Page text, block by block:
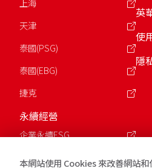
上海
天津
泰國(PSG)
泰國(EBG)
捷克
永續經營
企業永續ESG
公益慈善基金會
英
使
隱
本網站使用 Cookies 來改善網站和